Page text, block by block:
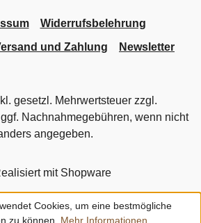
Widerrufsbelehrung
und Zahlung Newsletter
gesetzl. Mehrwertsteuer zzgl.
Nachnahmegebühren, wenn nicht
angegeben.
mit Shopware
Cookies, um eine bestmögliche
zu können. Mehr Informationen ...